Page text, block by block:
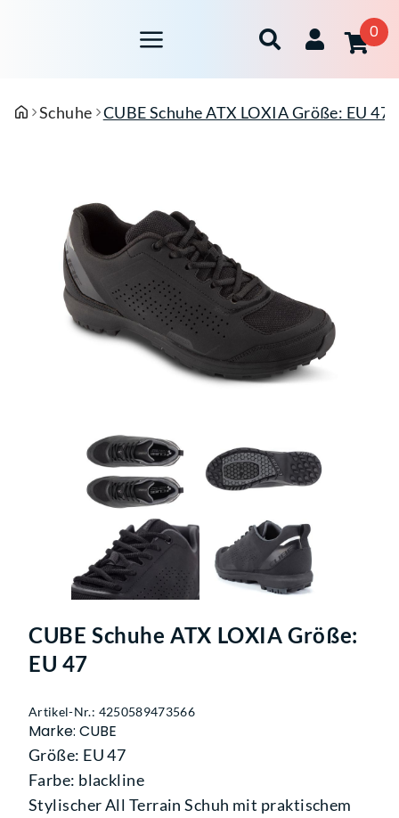
0
Schuhe CUBE Schuhe ATX LOXIA Größe: EU 47
CUBE Schuhe ATX LOXIA Größe:
EU 47
Artikel-Nr.: 4250589473566
Marke: CUBE
Größe: EU 47
Farbe: blackline
Stylischer All Terrain Schuh mit praktischem